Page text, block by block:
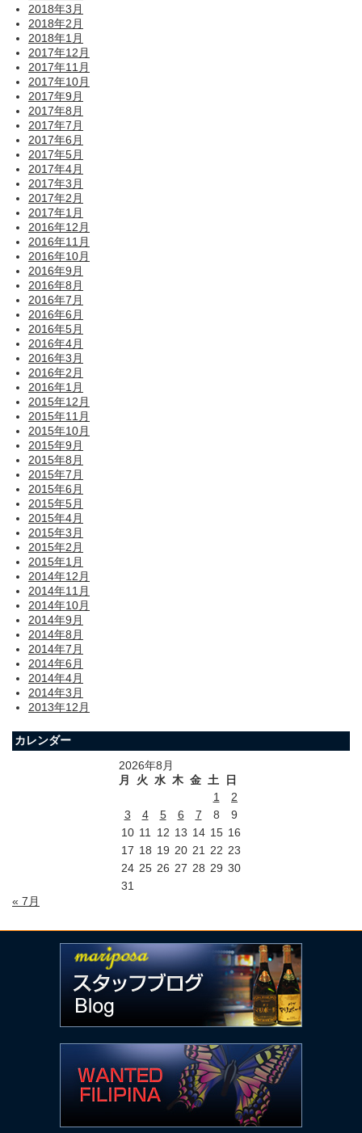
2018年3月
2018年2月
2018年1月
2017年12月
2017年11月
2017年10月
2017年9月
2017年8月
2017年7月
2017年6月
2017年5月
2017年4月
2017年3月
2017年2月
2017年1月
2016年12月
2016年11月
2016年10月
2016年9月
2016年8月
2016年7月
2016年6月
2016年5月
2016年4月
2016年3月
2016年2月
2016年1月
2015年12月
2015年11月
2015年10月
2015年9月
2015年8月
2015年7月
2015年6月
2015年5月
2015年4月
2015年3月
2015年2月
2015年1月
2014年12月
2014年11月
2014年10月
2014年9月
2014年8月
2014年7月
2014年6月
2014年4月
2014年3月
2013年12月
カレンダー
2026年8月
月
火 水 木 金 土
日
1
2
3
4 5 6 7 8
9
10 11 12 13 14 15 16
17 18 19 20 21 22 23
24 25 26 27 28 29 30
31
« 7月